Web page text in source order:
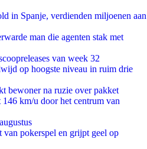
in Spanje, verdienden miljoenen aan
man die agenten stak met
van week 32
op hoogste niveau in ruim drie
bewoner na ruzie over pakket
146 km/u door het centrum van
pokerspel en grijpt geel op